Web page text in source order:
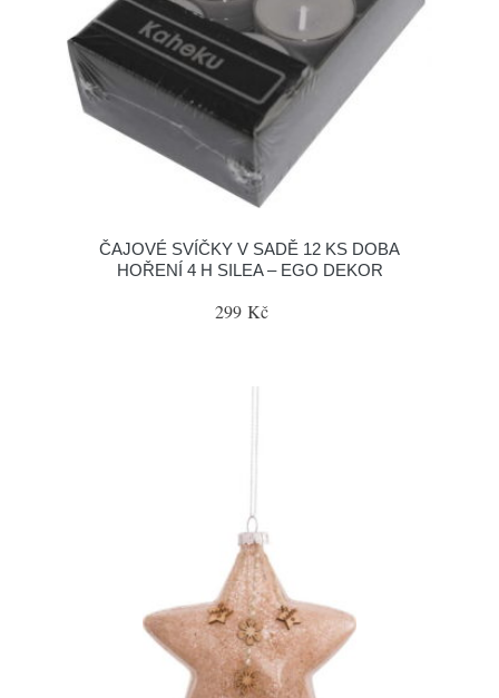
ČAJOVÉ SVÍČKY V SADĚ 12 KS DOBA
HOŘENÍ 4 H SILEA – EGO DEKOR
299 Kč